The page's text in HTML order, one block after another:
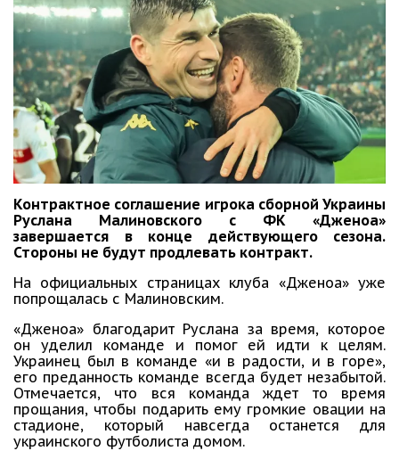
Контрактное соглашение игрока сборной Украины
Руслана Малиновского с ФК «Дженоа»
завершается в конце действующего сезона.
Стороны не будут продлевать контракт.
На официальных страницах клуба «Дженоа» уже
попрощалась с Малиновским.
«Дженоа» благодарит Руслана за время, которое
он уделил команде и помог ей идти к целям.
Украинец был в команде «и в радости, и в горе»,
его преданность команде всегда будет незабытой.
Отмечается, что вся команда ждет то время
прощания, чтобы подарить ему громкие овации на
стадионе, который навсегда останется для
украинского футболиста домом.